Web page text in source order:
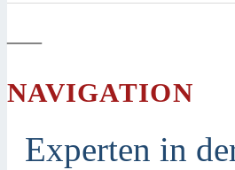
—
NAVIGATION
Experten in